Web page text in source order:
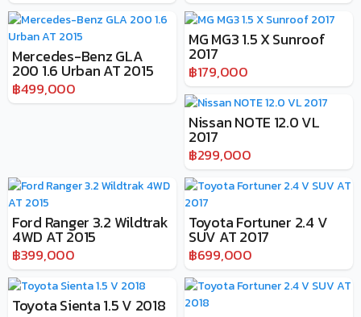
Mercedes-Benz GLA
200 1.6 Urban AT 2015
฿499,000
MG MG3 1.5 X Sunroof
2017
฿179,000
Nissan NOTE 12.0 VL
2017
฿299,000
Ford Ranger 3.2 Wildtrak
4WD AT 2015
฿399,000
Toyota Fortuner 2.4 V
SUV AT 2017
฿699,000
Toyota Sienta 1.5 V 2018